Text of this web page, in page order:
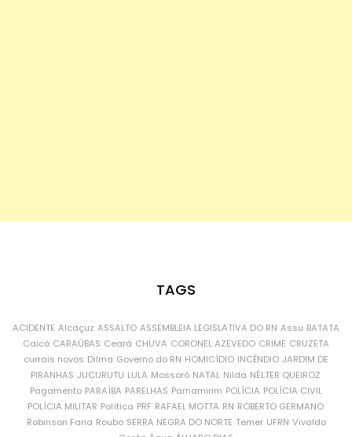
TAGS
ACIDENTE Alcaçuz ASSALTO ASSEMBLEIA LEGISLATIVA DO RN Assu BATATA
Caicó CARAÚBAS Ceará CHUVA CORONEL AZEVEDO CRIME CRUZETA
currais novos Dilma Governo do RN HOMICÍDIO INCÊNDIO JARDIM DE
PIRANHAS JUCURUTU LULA Mossoró NATAL Nilda NÉLTER QUEIROZ
Pagamento PARAÍBA PARELHAS Parnamirim POLÍCIA POLÍCIA CIVIL
POLÍCIA MILITAR Política PRF RAFAEL MOTTA RN ROBERTO GERMANO
Robinson Faria Roubo SERRA NEGRA DO NORTE Temer UFRN Vivaldo